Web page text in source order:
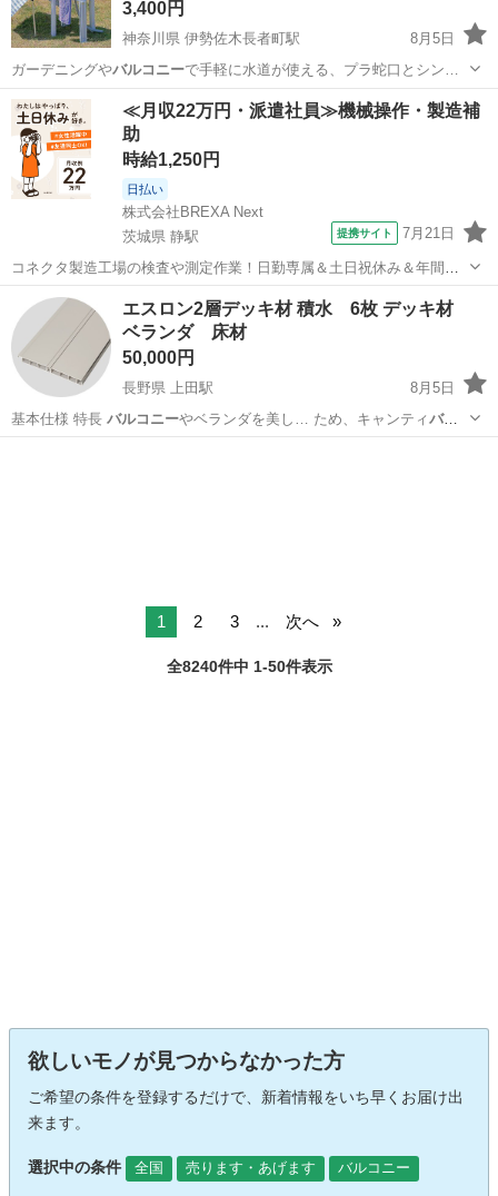
3,400円
神奈川県 伊勢佐木長者町駅
8月5日
ガーデニングやバルコニーで手軽に水道が使える、プラ蛇口とシン…
神奈川 横浜市 伊勢佐木長者町駅 家庭用品
≪月収22万円・派遣社員≫機械操作・製造補
助
時給1,250円
日払い
株式会社BREXA Next
茨城県 静駅
提携サイト 7月21日
コネクタ製造工場の検査や測定作業！日勤専属＆土日祝休み＆年間休
日128日★クリーンルーム内作業★マイカー通勤OK＆無料駐車場あり
★就業先食堂利用可！日払い制度あり！《茨城県常陸大宮市》 人気の
工場のお仕事 ◇コネクタ製造工...
茨城 常陸大宮市 静駅 その他
エスロン2層デッキ材 積水 6枚 デッキ材
ベランダ 床材
50,000円
長野県 上田駅
8月5日
基本仕様 特長 バルコニーやベランダを美し… ため、キャンティバル
コニーなど住まいの重量…
1 2 3 ... 次へ
全8240件中 1-50件表示
欲しいモノが見つからなかった方
ご希望の条件を登録するだけで、新着情報をいち早くお届け出
来ます。
選択中の条件 全国 売ります・あげます バルコニー